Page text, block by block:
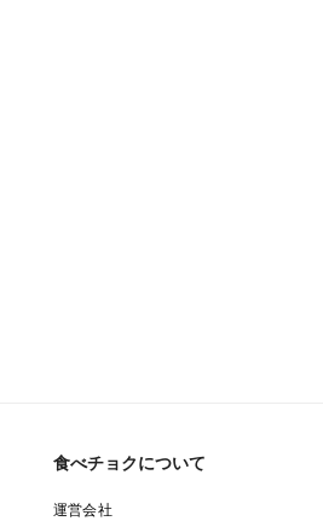
食べチョクについて
運営会社